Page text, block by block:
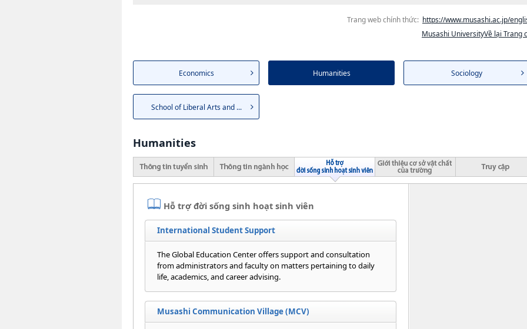
Trang web chính thức: https://www.musashi.ac.jp/
Musashi UniversityVề lại Trang
Economics Humanities Sociology
School of Liberal Arts and ...
Humanities
Hỗ trợ đời sống sinh hoạt sinh viên
International Student Support
The Global Education Center offers support and consultation
from administrators and faculty on matters pertaining to daily
life, academics, and career advising.
Musashi Communication Village (MCV)